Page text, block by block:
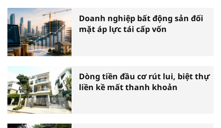
Doanh nghiệp bất động sản đối
mặt áp lực tái cấp vốn
Dòng tiền đầu cơ rút lui, biệt thự
liền kề mất thanh khoản